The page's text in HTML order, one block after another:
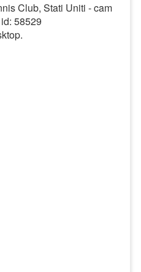
Club, Stati Uniti - cam
58529